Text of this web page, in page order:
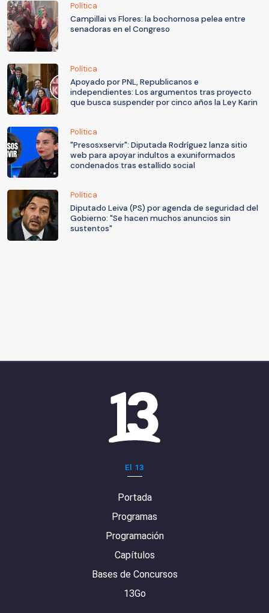
Política
Campillai vs Flores: la bochornosa pelea entre
senadoras en el Congreso
Política
Apoyado por PNL, Republicanos e
independientes: Los argumentos tras proyecto
que busca suspender por cinco años la Ley Karin
Política
"Presosxservir": Diputada Rodríguez lanza sitio
web para apoyar indultos a exuniformados
condenados tras estallido social
Política
Diputado Leiva (PS) por agenda de seguridad del
Gobierno: "Se hacen muchos anuncios sin
sustentos"
El 13
Portada
Programas
Programación
Capítulos
Bases de Concursos
13Go